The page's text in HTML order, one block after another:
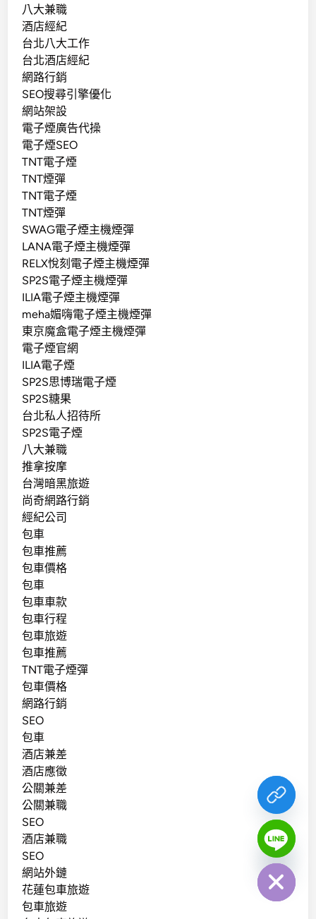
八大兼職
酒店經紀
台北八大工作
台北酒店經紀
網路行銷
SEO搜尋引擎優化
網站架設
電子煙廣告代操
電子煙SEO
TNT電子煙
TNT煙彈
TNT電子煙
TNT煙彈
SWAG電子煙主機煙彈
LANA電子煙主機煙彈
RELX悅刻電子煙主機煙彈
SP2S電子煙主機煙彈
ILIA電子煙主機煙彈
meha媚嗨電子煙主機煙彈
東京魔盒電子煙主機煙彈
電子煙官網
ILIA電子煙
SP2S思博瑞電子煙
SP2S糖果
台北私人招待所
SP2S電子煙
八大兼職
推拿按摩
台灣暗黑旅遊
尚奇網路行銷
經紀公司
包車
包車推薦
包車價格
包車
包車車款
包車行程
包車旅遊
包車推薦
TNT電子煙彈
包車價格
網路行銷
SEO
包車
酒店兼差
酒店應徵
公關兼差
公關兼職
SEO
酒店兼職
SEO
網站外鏈
花蓮包車旅遊
包車旅遊
Hide
chaty